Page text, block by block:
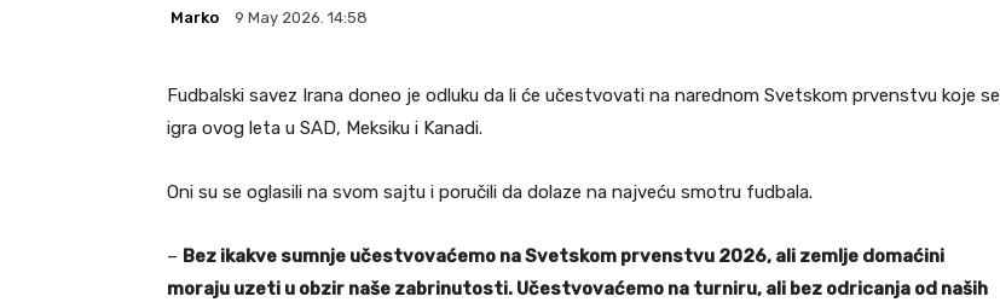
Marko 9 May 2026. 14:58
Fudbalski savez Irana doneo je odluku da li će učestvovati na narednom Svetskom prvenstvu koje se
igra ovog leta u SAD, Meksiku i Kanadi.
Oni su se oglasili na svom sajtu i poručili da dolaze na najveću smotru fudbala.
– Bez ikakve sumnje učestvovaćemo na Svetskom prvenstvu 2026, ali zemlje domaćini
moraju uzeti u obzir naše zabrinutosti. Učestvovaćemo na turniru, ali bez odricanja od naših